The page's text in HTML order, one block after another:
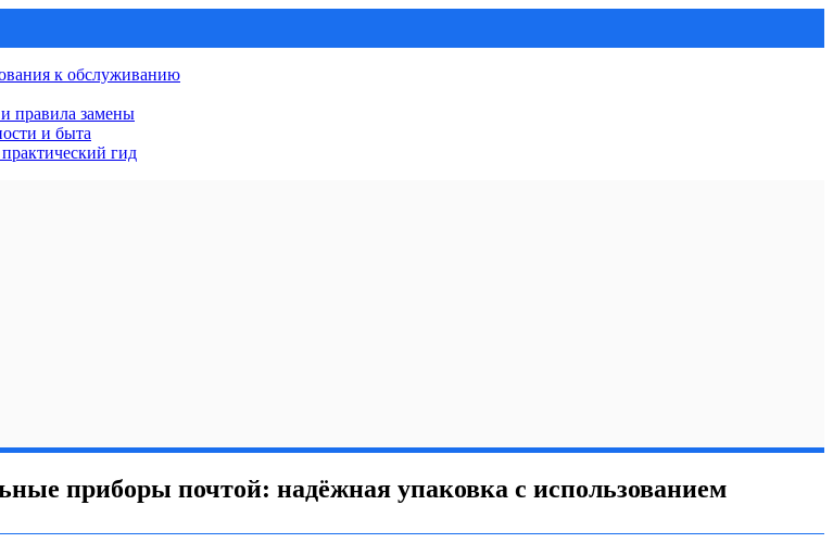
к обслуживанию
правила замены
и быта
гид
приборы почтой: надёжная упаковка с использованием